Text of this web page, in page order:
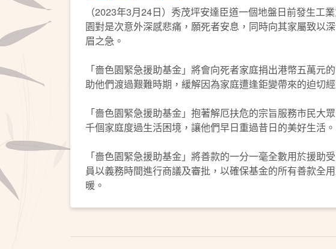
（2023年3月24日）秀茂坪安達臣道一個地盤日前發生
園對是次意外深感悲痛，願死者安息，同時向其家屬致以
眉之急。
「嗇色園緊急援助基金」將會向死者家庭捐出港幣五萬
助他們渡過艱難時期，緩解因為家庭遭逢鉅變帶來的迫切經
「嗇色園緊急援助基金」抱著解厄扶危的宗旨服務市民
千個家庭度過生活困境，讓他們早日重過昔日的美好生活。
「嗇色園緊急援助基金」將善款的一分一毫全數用於援
員以義務時間進行商議及審批，以確保基金的所有善款全
暖。